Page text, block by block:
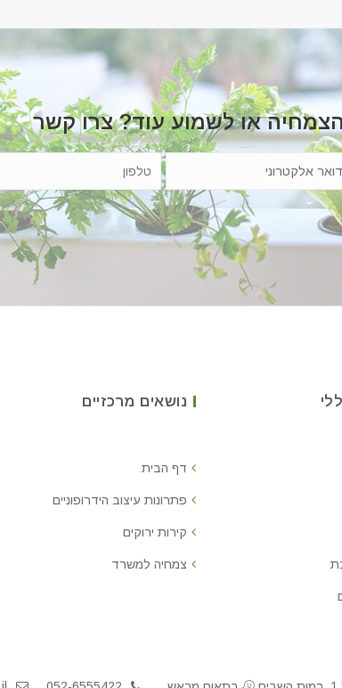
או לשמוע עוד? צרו קשר
נושאים מרכזיים
דף הבית
פתרונות עיצוב הידרופוניים
קירות ירוקים
צמחיה למשרד